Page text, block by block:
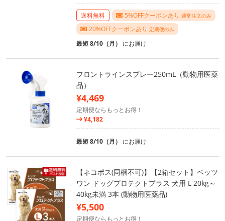
送料無料 5%OFFクーポンあり 通常注文のみ
20%OFFクーポンあり 定期便のみ
最短 8/10（月） にお届け
フロントラインスプレー250mL（動物用医薬
品）
¥4,469
定期便ならもっとお得！
¥4,182
最短 8/10（月） にお届け
【ネコポス(同梱不可)】【2箱セット】ベッツ
ワン ドッグプロテクトプラス 犬用 L 20kg～
40kg未満 3本 (動物用医薬品)
¥5,500
定期便ならもっとお得！